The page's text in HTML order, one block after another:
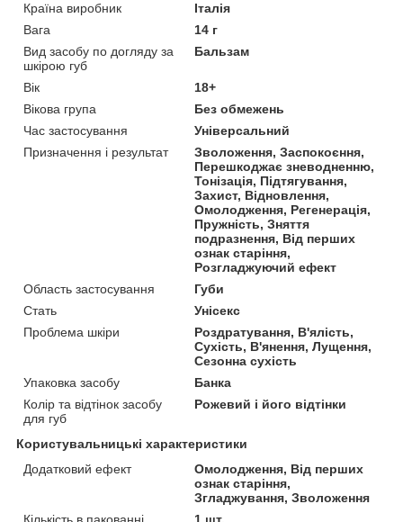
Країна виробник
Італія
Вага
14 г
Вид засобу по догляду за
шкірою губ
Бальзам
Вік
18+
Вікова група
Без обмежень
Час застосування
Універсальний
Призначення і результат
Зволоження, Заспокоєння,
Перешкоджає зневодненню,
Тонізація, Підтягування,
Захист, Відновлення,
Омолодження, Регенерація,
Пружність, Зняття
подразнення, Від перших
ознак старіння,
Розгладжуючий ефект
Область застосування
Губи
Стать
Унісекс
Проблема шкіри
Роздратування, В'ялість,
Сухість, В'янення, Лущення,
Сезонна сухість
Упаковка засобу
Банка
Колір та відтінок засобу
для губ
Рожевий і його відтінки
Користувальницькі характеристики
Додатковий ефект
Омолодження, Від перших
ознак старіння,
Згладжування, Зволоження
Кількість в пакованні
1 шт.